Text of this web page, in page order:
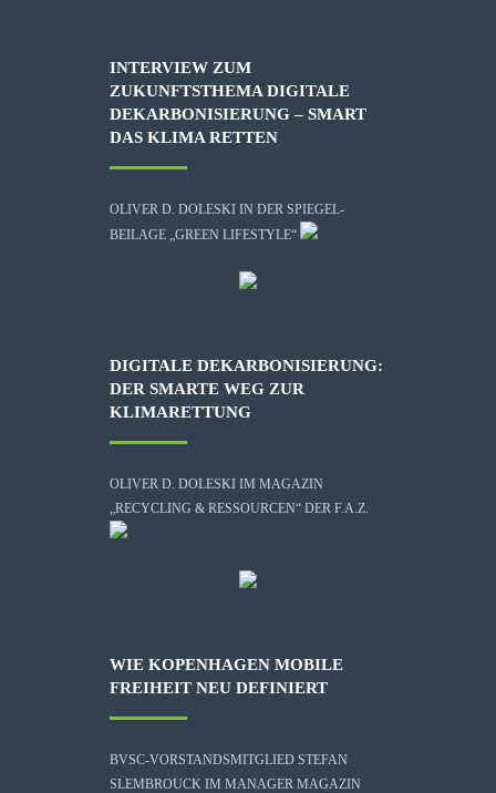
INTERVIEW ZUM
ZUKUNFTSTHEMA DIGITALE
DEKARBONISIERUNG – SMART
DAS KLIMA RETTEN
OLIVER D. DOLESKI IN DER SPIEGEL-
BEILAGE „GREEN LIFESTYLE“
DIGITALE DEKARBONISIERUNG:
DER SMARTE WEG ZUR
KLIMARETTUNG
OLIVER D. DOLESKI IM MAGAZIN
„RECYCLING & RESSOURCEN“ DER F.A.Z.
WIE KOPENHAGEN MOBILE
FREIHEIT NEU DEFINIERT
BVSC-VORSTANDSMITGLIED STEFAN
SLEMBROUCK IM MANAGER MAGAZIN